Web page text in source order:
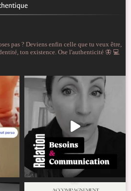
pas ? Deviens enfin celle que tu veux être,
ton existence. Ose l'authenticité 🦋 💻